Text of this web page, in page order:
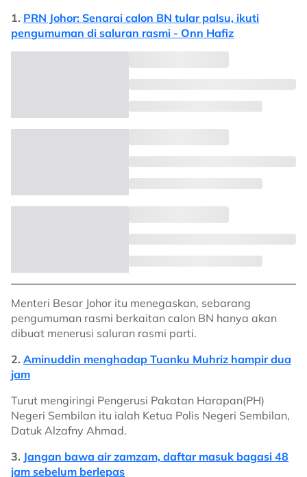
1. PRN Johor: Senarai calon BN tular palsu, ikuti
pengumuman di saluran rasmi - Onn Hafiz
Menteri Besar Johor itu menegaskan, sebarang
pengumuman rasmi berkaitan calon BN hanya akan
dibuat menerusi saluran rasmi parti.
2. Aminuddin menghadap Tuanku Muhriz hampir dua
jam
Turut mengiringi Pengerusi Pakatan Harapan(PH)
Negeri Sembilan itu ialah Ketua Polis Negeri Sembilan,
Datuk Alzafny Ahmad.
3. Jangan bawa air zamzam, daftar masuk bagasi 48
jam sebelum berlepas